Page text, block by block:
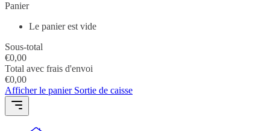
Panier
Le panier est vide
Sous-total
€0,00
Total avec frais d'envoi
€0,00
Afficher le panier Sortie de caisse